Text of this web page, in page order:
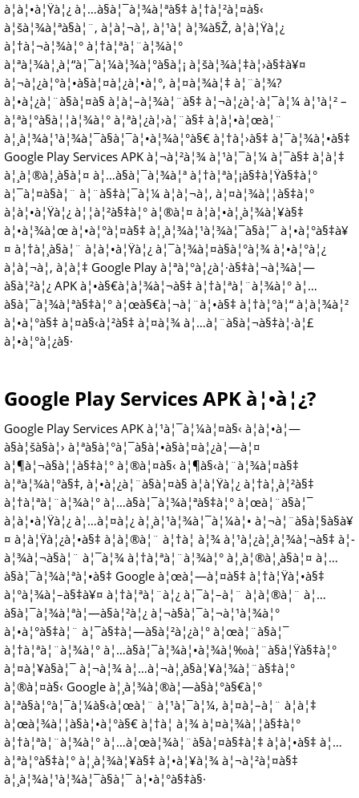
à¦à¦•à¦Ÿà¦¿ à¦…à§à¦¯à¦¾à¦ªà§‡ à¦†à¦²à¦¤à§‹
à¦šà¦¾à¦ªà§à¦¨, à¦à¦¬à¦‚ à¦¹à¦ à¦¾à§Ž, à¦à¦Ÿà¦¿
à¦†à¦¬à¦¾à¦° à¦†à¦ªà¦¨à¦¾à¦°
à¦ªà¦¾à¦¸à¦“à¦¯à¦¼à¦¾à¦°à§à¦¡ à¦šà¦¾à¦‡à¦›à§‡à¥¤
à¦¬à¦¿à¦°à¦•à§à¦¤à¦¿à¦•à¦°, à¦¤à¦¾à¦‡ à¦¨à¦¾?
à¦•à¦¿à¦¨à§à¦¤à§ à¦à¦–à¦¾à¦¨à§‡ à¦¬à¦¿à¦·à¦¯à¦¼ à¦¹à¦² –
à¦ªà¦°à§à¦¦à¦¾à¦° à¦ªà¦¿à¦›à¦¨à§‡ à¦à¦•à¦œà¦¨
à¦¸à¦¾à¦¹à¦¾à¦¯à§à¦¯à¦•à¦¾à¦°à§€ à¦†à¦›à§‡ à¦¯à¦¾à¦•à§‡
Google Play Services APK à¦¬à¦²à¦¾ à¦¹à¦¯à¦¼ à¦¯à§‡ à¦à¦‡
à¦¸à¦®à¦¸à§à¦¤ à¦…à§à¦¯à¦¾à¦ª à¦†à¦ªà¦¡à§‡à¦Ÿà§‡à¦°
à¦¯à¦¤à§à¦¨ à¦¨à§‡à¦¯à¦¼ à¦à¦¬à¦‚ à¦¤à¦¾à¦¦à§‡à¦°
à¦à¦•à¦Ÿà¦¿ à¦¦à¦²à§‡à¦° à¦®à¦¤ à¦à¦•à¦¸à¦¾à¦¥à§‡
à¦•à¦¾à¦œ à¦•à¦°à¦¤à§‡ à¦¸à¦¾à¦¹à¦¾à¦¯à§à¦¯ à¦•à¦°à§‡à¥
¤ à¦†à¦¸à§à¦¨ à¦à¦•à¦Ÿà¦¿ à¦¯à¦¾à¦¤à§à¦°à¦¾ à¦•à¦°à¦¿
à¦à¦¬à¦‚ à¦à¦‡ Google Play à¦ªà¦°à¦¿à¦·à§‡à¦¬à¦¾à¦—
à§à¦²à¦¿ APK à¦•à§€à¦­à¦¾à¦¬à§‡ à¦†à¦ªà¦¨à¦¾à¦° à¦…
à§à¦¯à¦¾à¦ªà§‡à¦° à¦œà§€à¦¬à¦¨à¦•à§‡ à¦†à¦°à¦“ à¦­à¦¾à¦²
à¦•à¦°à§‡ à¦¤à§‹à¦²à§‡ à¦¤à¦¾ à¦…à¦¨à§à¦¬à§‡à¦·à¦£
à¦•à¦°à¦¿à§·
Google Play Services APK à¦•à¦¿?
Google Play Services APK à¦¹à¦¯à¦¼à¦¤à§‹ à¦à¦•à¦—
à§à¦šà§à¦› à¦ªà§à¦°à¦¯à§à¦•à§à¦¤à¦¿à¦—à¦¤
à¦¶à¦¬à§à¦¦à§‡à¦° à¦®à¦¤à§‹ à¦¶à§‹à¦¨à¦¾à¦¤à§‡
à¦ªà¦¾à¦°à§‡, à¦•à¦¿à¦¨à§à¦¤à§ à¦à¦Ÿà¦¿ à¦†à¦¸à¦²à§‡
à¦†à¦ªà¦¨à¦¾à¦° à¦…à§à¦¯à¦¾à¦ªà§‡à¦° à¦œà¦¨à§à¦¯
à¦à¦•à¦Ÿà¦¿ à¦…à¦¤à¦¿ à¦¸à¦¹à¦¾à¦¯à¦¼à¦• à¦¬à¦¨à§à¦§à§à¥
¤ à¦à¦Ÿà¦¿à¦•à§‡ à¦à¦®à¦¨ à¦†à¦ à¦¾ à¦¹à¦¿à¦¸à¦¾à¦¬à§‡ à¦­
à¦¾à¦¬à§à¦¨ à¦¯à¦¾ à¦†à¦ªà¦¨à¦¾à¦° à¦¸à¦®à¦¸à§à¦¤ à¦…
à§à¦¯à¦¾à¦ªà¦•à§‡ Google à¦œà¦—à¦¤à§‡ à¦†à¦Ÿà¦•à§‡
à¦°à¦¾à¦–à§‡à¥¤ à¦†à¦ªà¦¨à¦¿ à¦¯à¦–à¦¨ à¦à¦®à¦¨ à¦…
à§à¦¯à¦¾à¦ªà¦—à§à¦²à¦¿ à¦¬à§à¦¯à¦¬à¦¹à¦¾à¦°
à¦•à¦°à§‡à¦¨ à¦¯à§‡à¦—à§à¦²à¦¿à¦° à¦œà¦¨à§à¦¯
à¦†à¦ªà¦¨à¦¾à¦° à¦…à§à¦¯à¦¾à¦•à¦¾à¦‰à¦¨à§à¦Ÿà§‡à¦°
à¦¤à¦¥à§à¦¯ à¦¬à¦¾ à¦…à¦¬à¦¸à§à¦¥à¦¾à¦¨à§‡à¦°
à¦®à¦¤à§‹ Google à¦¸à¦¾à¦®à¦—à§à¦°à§€à¦°
à¦ªà§à¦°à¦¯à¦¼à§‹à¦œà¦¨ à¦¹à¦¯à¦¼, à¦¤à¦–à¦¨ à¦à¦‡
à¦œà¦¾à¦¦à§à¦•à¦°à§€ à¦†à¦ à¦¾ à¦¤à¦¾à¦¦à§‡à¦°
à¦†à¦ªà¦¨à¦¾à¦° à¦…à¦œà¦¾à¦¨à§à¦¤à§‡à¦‡ à¦à¦•à§‡ à¦…
à¦ªà¦°à§‡à¦° à¦¸à¦¾à¦¥à§‡ à¦•à¦¥à¦¾ à¦¬à¦²à¦¤à§‡
à¦¸à¦¾à¦¹à¦¾à¦¯à§à¦¯ à¦•à¦°à§‡à§·